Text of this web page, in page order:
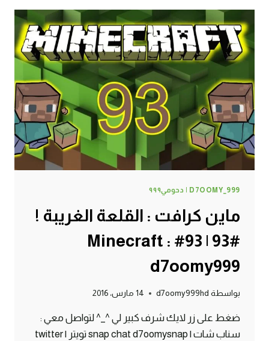
البقر
!
#94
|
94#
MINECRAFT
:
D7OOMY999
D7OOMY_999 | دحومي٩٩٩
ماين كرافت : القلعة الغريبة !
#93 | 93# Minecraft :
d7oomy999
بواسطة d7oomy999hd 14 مارس، 2016
ضغط على زر لايك شرف كبير لي ^_^ لتواصل معي :
سناب شات | snap chat d7oomysnap تويتر | twitter